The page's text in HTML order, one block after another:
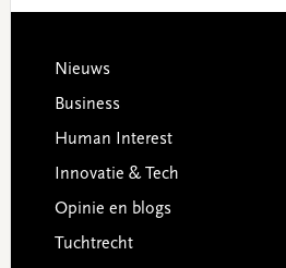
Footer
Nieuws
Business
Human Interest
Innovatie & Tech
Opinie en blogs
Tuchtrecht